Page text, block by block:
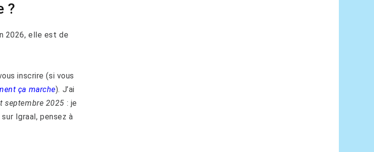
?
2026, elle est de
inscrire (si vous
ça marche). J’ai
septembre 2025 : je
Igraal, pensez à